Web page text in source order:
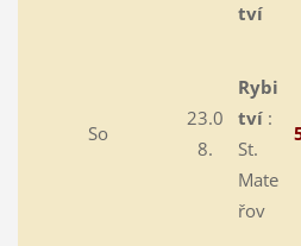
tví
So
23.0
8.
Rybi
tví:
St.
Mate
řov